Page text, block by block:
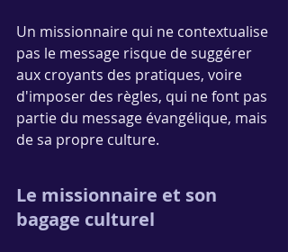
Un missionnaire qui ne contextualise
pas le message risque de suggérer
aux croyants des pratiques, voire
d'imposer des règles, qui ne font pas
partie du message évangélique, mais
de sa propre culture.
Le missionnaire et son
bagage culturel